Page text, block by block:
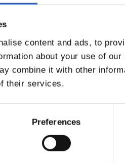
content and ads, to
about your use of
combine it with other
their services.
Preferences